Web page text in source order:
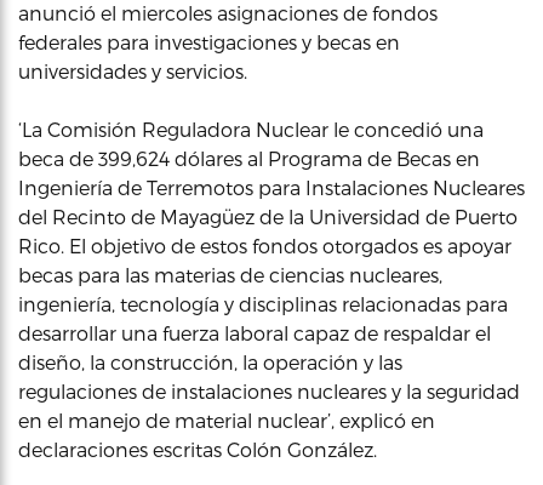
anunció el miercoles asignaciones de fondos
federales para investigaciones y becas en
universidades y servicios.
‘La Comisión Reguladora Nuclear le concedió una
beca de 399,624 dólares al Programa de Becas en
Ingeniería de Terremotos para Instalaciones Nucleares
del Recinto de Mayagüez de la Universidad de Puerto
Rico. El objetivo de estos fondos otorgados es apoyar
becas para las materias de ciencias nucleares,
ingeniería, tecnología y disciplinas relacionadas para
desarrollar una fuerza laboral capaz de respaldar el
diseño, la construcción, la operación y las
regulaciones de instalaciones nucleares y la seguridad
en el manejo de material nuclear’, explicó en
declaraciones escritas Colón González.